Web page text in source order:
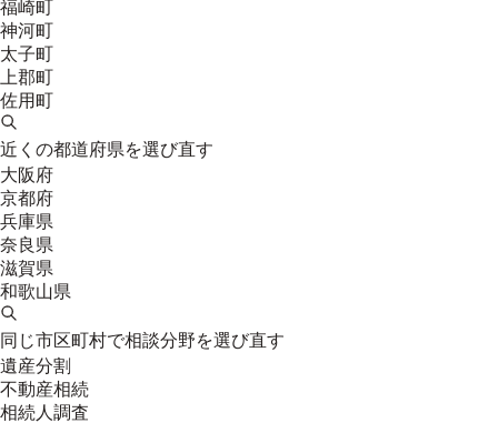
福崎町
神河町
太子町
上郡町
佐用町
近くの都道府県を選び直す
大阪府
京都府
兵庫県
奈良県
滋賀県
和歌山県
同じ市区町村で相談分野を選び直す
遺産分割
不動産相続
相続人調査